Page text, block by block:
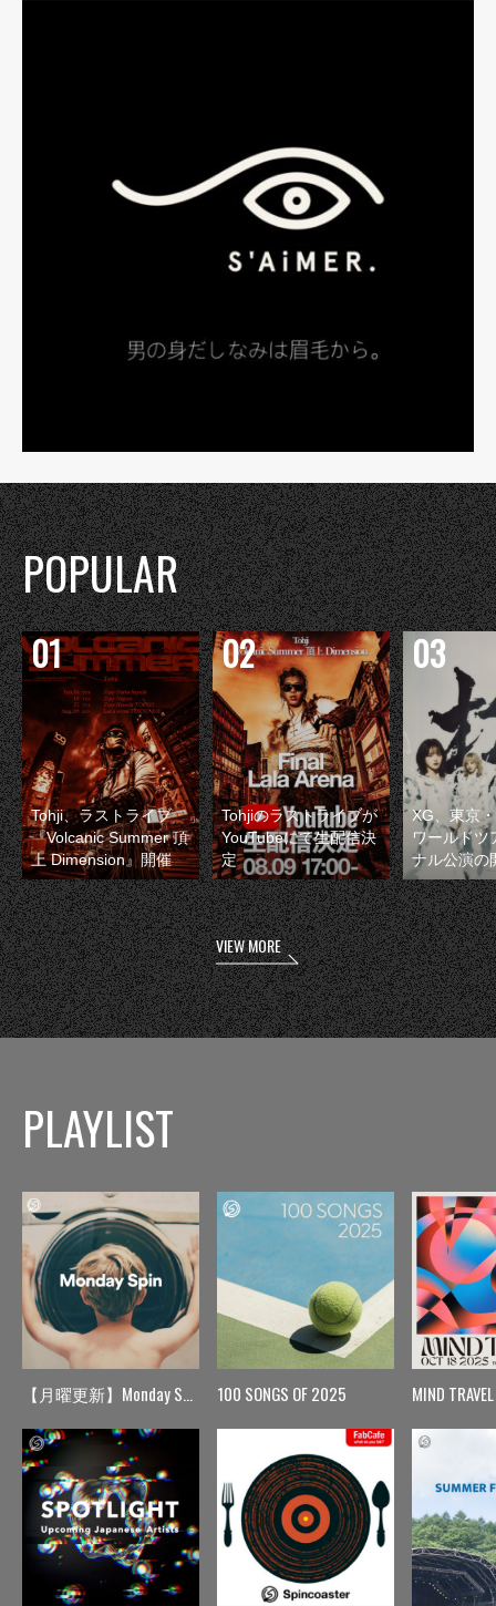
POPULAR
Tohji、ラストライブ
『Volcanic Summer 頂
上 Dimension』開催
Tohjiのラストライブが
YouTubeにて生配信決
定
XG、東京
ワールドツ
ナル公演の
VIEW MORE
PLAYLIST
【月曜更新】Monday Spin 100 SONGS OF 2025 MIND TRAVEL